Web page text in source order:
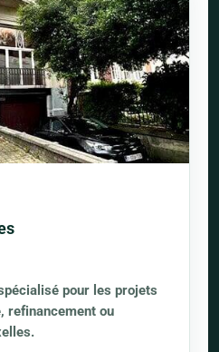
pour les projets
refinancement ou